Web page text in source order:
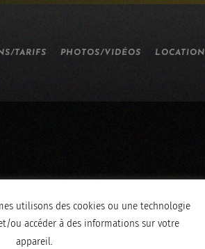
TARIFS PHOTOS/VIDÉOS LOCATION
utilisons des cookies ou une technologie
ou accéder à des informations sur votre
appareil.